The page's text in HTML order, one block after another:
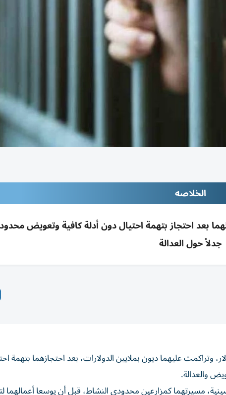
الخلاصه
بعد احتجاز بتهمة احتيال دون أدلة كافية وتعويض
جدلاً حول العدالة
مزرعة تقدر قيمتها بنحو 15 مليون دولار، وتراكمت عليهما ديون بملايين الدولارات، بعد احتجازهما
والعدالة.
مسيرتهما كمزارعين محدودي النشاط، قبل أن يوسعا